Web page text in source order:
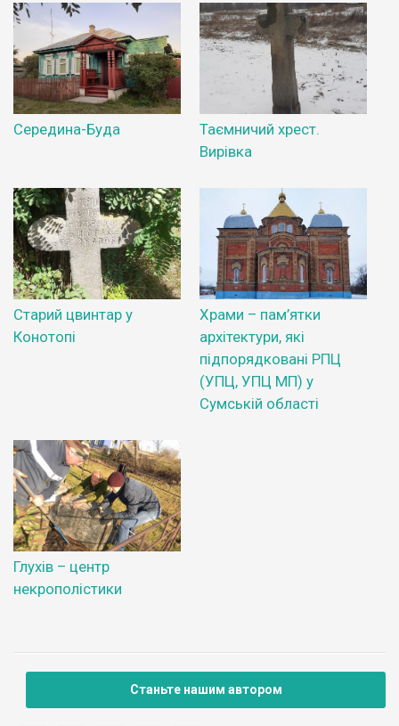
Середина-Буда
Таємничий хрест.
Вирівка
Старий цвинтар у
Конотопі
Храми – пам’ятки
архітектури, які
підпорядковані РПЦ
(УПЦ, УПЦ МП) у
Сумській області
Глухів – центр
некрополістики
Станьте нашим автором